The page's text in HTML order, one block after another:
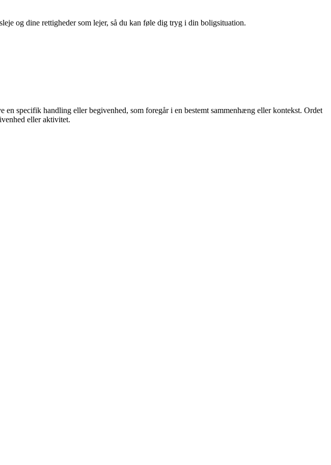
og dine rettigheder som lejer, så du kan føle dig tryg i din boligsituation.
specifik handling eller begivenhed, som foregår i en bestemt sammenhæng eller kontekst. Ordet
eller aktivitet.